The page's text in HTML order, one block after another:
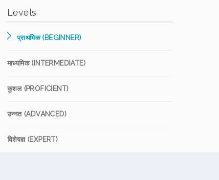
Levels
प्राथमिक (BEGINNER)
माध्यमिक (INTERMEDIATE)
कुशल (PROFICIENT)
उन्नत (ADVANCED)
विशेषज्ञ (EXPERT)